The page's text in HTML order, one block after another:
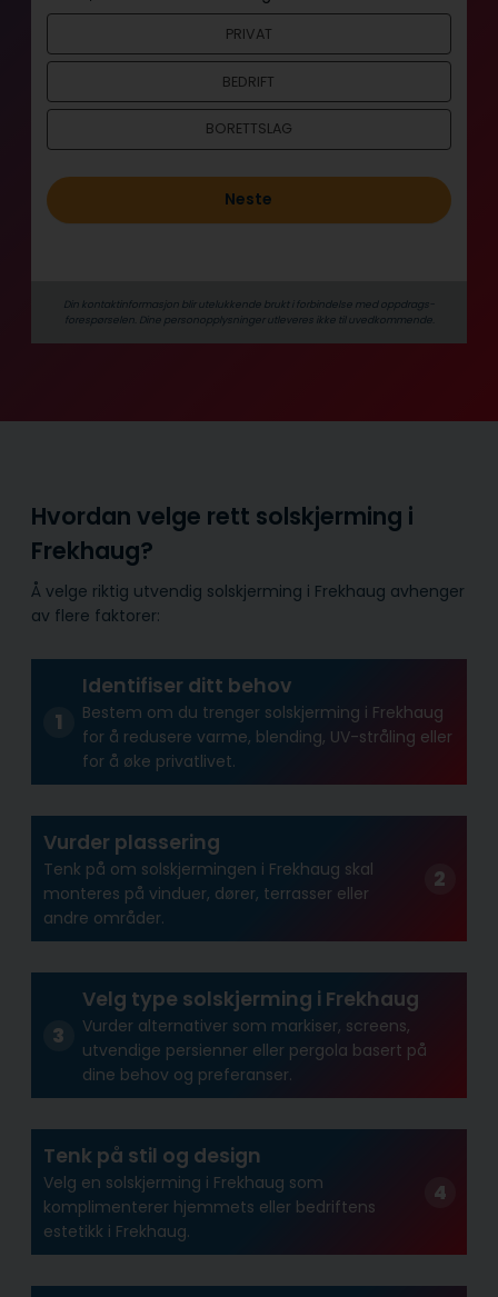
n
o
d
PRIVAT
BEDRIFT
BORETTSLAG
Neste
Din kontaktinformasjon blir utelukkende brukt i forbindelse med oppdrags­
forespørselen. Dine person­­opplysninger utleveres ikke til uvedkommende.
Hvordan velge rett solskjerming i
Frekhaug?
Å velge riktig utvendig solskjerming i Frekhaug avhenger
av flere faktorer:
Identifiser ditt behov
Bestem om du trenger solskjerming i Frekhaug
for å redusere varme, blending, UV-stråling eller
for å øke privatlivet.
Vurder plassering
Tenk på om solskjermingen i Frekhaug skal
monteres på vinduer, dører, terrasser eller
andre områder.
Velg type solskjerming i Frekhaug
Vurder alternativer som markiser, screens,
utvendige persienner eller pergola basert på
dine behov og preferanser.
Tenk på stil og design
Velg en solskjerming i Frekhaug som
komplimenterer hjemmets eller bedriftens
estetikk i Frekhaug.